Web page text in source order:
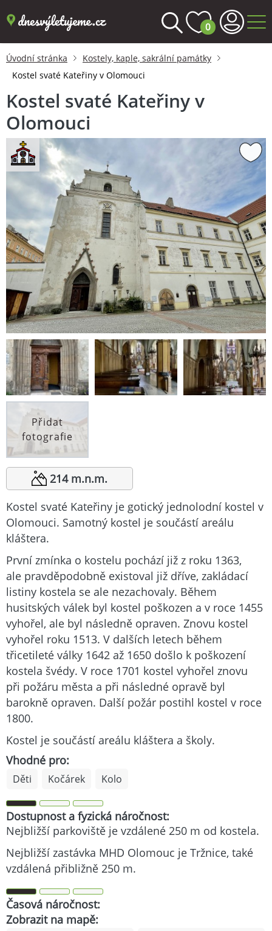
0
Úvodní stránka
Kostely, kaple, sakrální památky
Kostel svaté Kateřiny v Olomouci
Kostel svaté Kateřiny v
Olomouci
Přidat
fotografie
214 m.n.m.
Kostel svaté Kateřiny je gotický jednolodní kostel v
Olomouci. Samotný kostel je součástí areálu
kláštera.
První zmínka o kostelu pochází již z roku 1363,
ale pravděpodobně existoval již dříve, zakládací
listiny kostela se ale nezachovaly. Během
husitských válek byl kostel poškozen a v roce 1455
vyhořel, ale byl následně opraven. Znovu kostel
vyhořel roku 1513. V dalších letech během
třicetileté války 1642 až 1650 došlo k poškození
kostela švédy. V roce 1701 kostel vyhořel znovu
při požáru města a při následné opravě byl
barokně opraven. Další požár postihl kostel v roce
1800.
Kostel je součástí areálu kláštera a školy.
Vhodné pro:
Děti Kočárek Kolo
Dostupnost a fyzická náročnost:
Nejbližší parkoviště je vzdálené 250 m od kostela.
Nejbližší zastávka MHD Olomouc je Tržnice, také
vzdálená přibližně 250 m.
Časová náročnost:
Zobrazit na mapě: